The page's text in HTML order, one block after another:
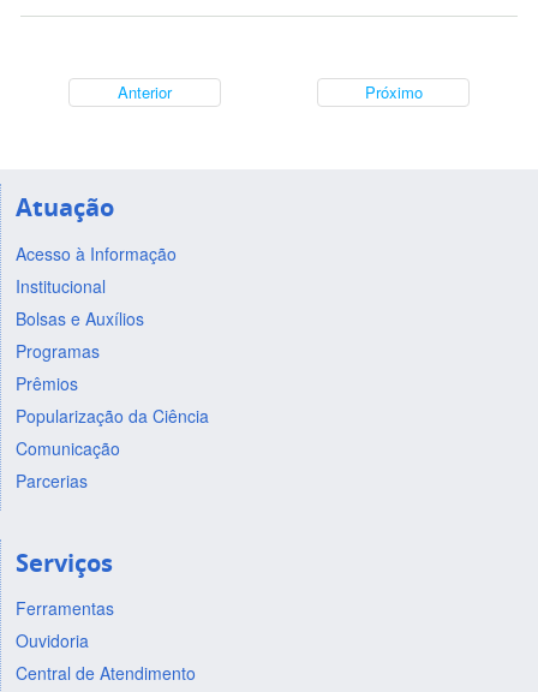
Anterior Próximo
Atuação
Acesso à Informação
Institucional
Bolsas e Auxílios
Programas
Prêmios
Popularização da Ciência
Comunicação
Parcerias
Serviços
Ferramentas
Ouvidoria
Central de Atendimento